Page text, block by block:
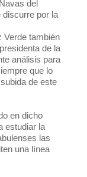
del
discurre por la
Verde también
de la
análisis para
que lo
de este
en dicho
estudiar la
las
una línea